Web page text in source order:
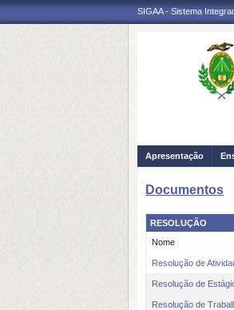
SIGAA - Sistema
Apresentação
Documentos
RESOLUÇÃO
Nome
Resolução de
Resolução de
Resolução de